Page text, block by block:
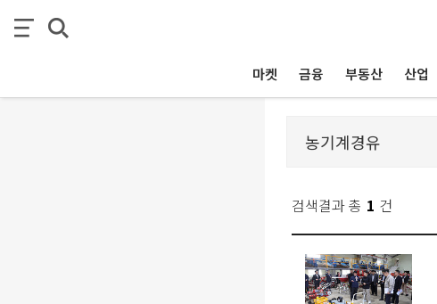
마켓 금융 부동산 산업
검색결과 총 1 건